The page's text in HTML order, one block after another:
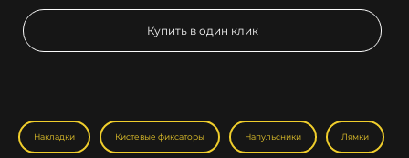
Купить в один клик
Накладки Кистевые фиксаторы Напульсники Лямки